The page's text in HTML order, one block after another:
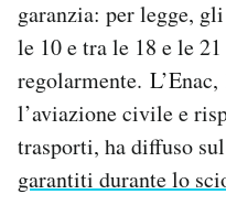
garanzia: per legge,
le 10 e tra le 18 e le
regolarmente.
l’aviazione civile e
trasporti, ha diffuso
garantiti durante lo